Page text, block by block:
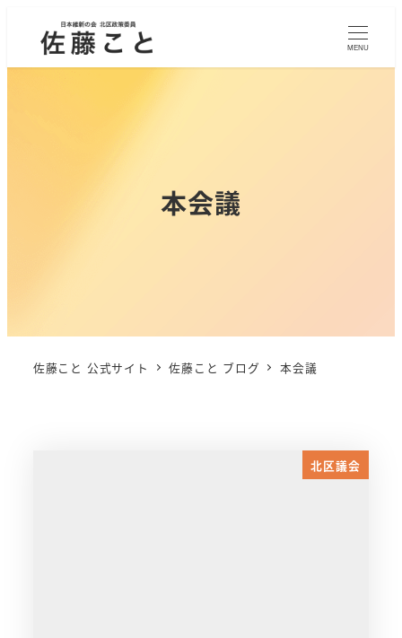
MENU
本会議
佐藤こと 公式サイト 佐藤こと ブログ 本会議
北区議会